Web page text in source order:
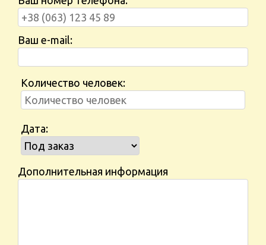
Ваш e-mail:
Количество человек:
Дата:
Дополнительная информация